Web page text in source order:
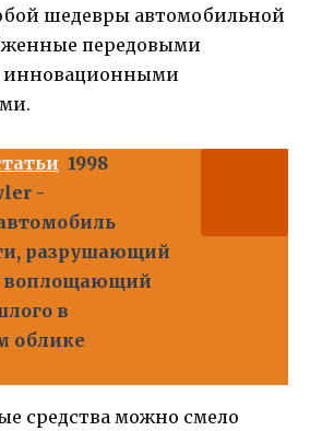
шедевры автомобильной
передовыми
инновационными
1998
-
разрушающий
воплощающий
в
облике
средства можно смело